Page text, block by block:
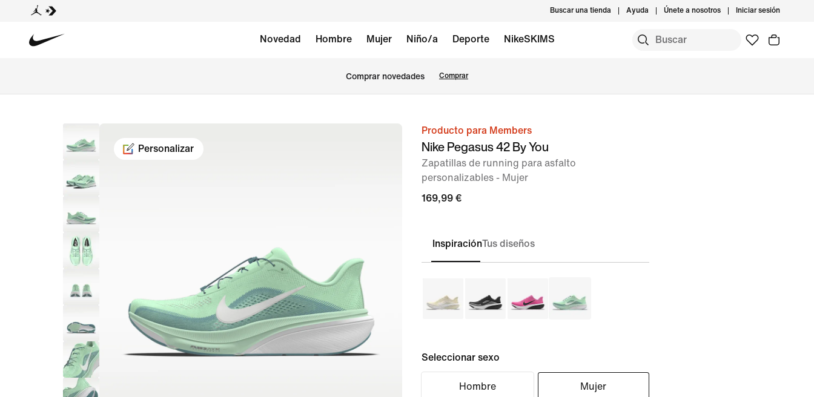
Buscar una tienda Ayuda Únete a nosotros Iniciar sesión
Novedad Hombre Mujer Niño/a Deporte NikeSKIMS
Comprar novedades Comprar
Imagen
Personalizar
Producto para Members
Nike Pegasus 42 By You
Zapatillas de running para asfalto
personalizables - Mujer
169,99 €
InspiraciónTus diseños
Seleccionar sexo
Hombre Mujer